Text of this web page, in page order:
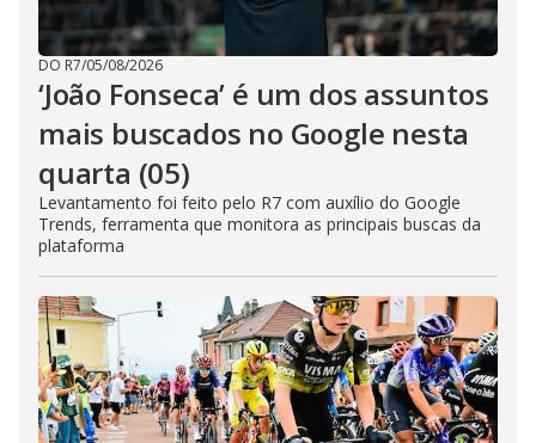
DO R7/05/08/2026
‘João Fonseca’ é um dos assuntos
mais buscados no Google nesta
quarta (05)
Levantamento foi feito pelo R7 com auxílio do Google
Trends, ferramenta que monitora as principais buscas da
plataforma